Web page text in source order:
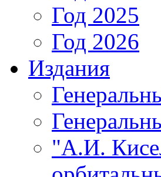
Год 2025
Год 2026
Издания
"А.И.